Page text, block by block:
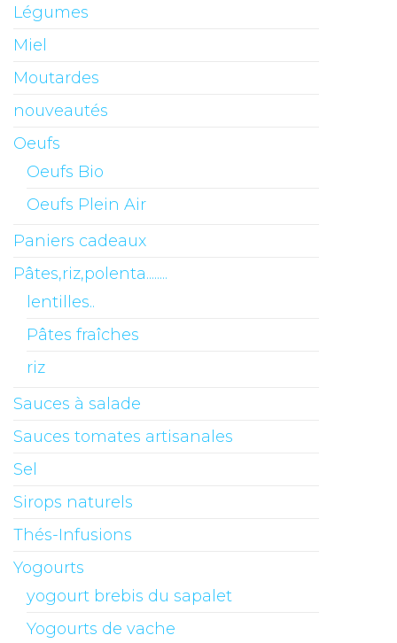
Légumes
Miel
Moutardes
nouveautés
Oeufs
Oeufs Bio
Oeufs Plein Air
Paniers cadeaux
Pâtes,riz,polenta........
lentilles..
Pâtes fraîches
riz
Sauces à salade
Sauces tomates artisanales
Sel
Sirops naturels
Thés-Infusions
Yogourts
yogourt brebis du sapalet
Yogourts de vache